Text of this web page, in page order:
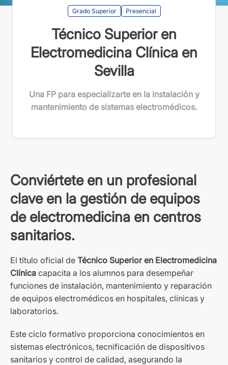
Grado Superior Presencial
Técnico Superior en
Electromedicina Clínica en
Sevilla
Una FP para especializarte en la instalación y
mantenimiento de sistemas electromédicos.
Conviértete en un profesional
clave en la gestión de equipos
de electromedicina en centros
sanitarios.
El título oficial de Técnico Superior en Electromedicina
Clínica capacita a los alumnos para desempeñar
funciones de instalación, mantenimiento y reparación
de equipos electromédicos en hospitales, clínicas y
laboratorios.
Este ciclo formativo proporciona conocimientos en
sistemas electrónicos, tecnificación de dispositivos
sanitarios y control de calidad, asegurando la